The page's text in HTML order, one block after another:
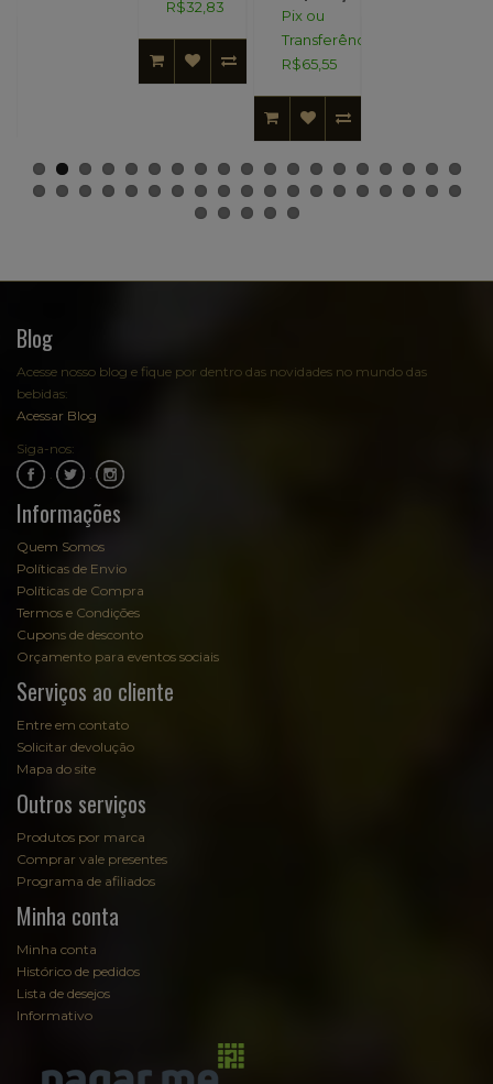
R$32,83
Pix ou
Transferência:
R$65,55
Blog
Acesse nosso blog e fique por dentro das novidades no mundo das
bebidas:
Acessar Blog
Siga-nos:
Informações
Quem Somos
Políticas de Envio
Políticas de Compra
Termos e Condições
Cupons de desconto
Orçamento para eventos sociais
Serviços ao cliente
Entre em contato
Solicitar devolução
Mapa do site
Outros serviços
Produtos por marca
Comprar vale presentes
Programa de afiliados
Minha conta
Minha conta
Histórico de pedidos
Lista de desejos
Informativo